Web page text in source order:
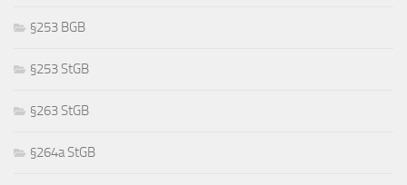
§253 BGB
§253 StGB
§263 StGB
§264a StGB